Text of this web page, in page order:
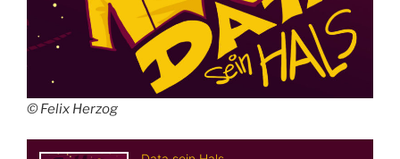
© Felix Herzog